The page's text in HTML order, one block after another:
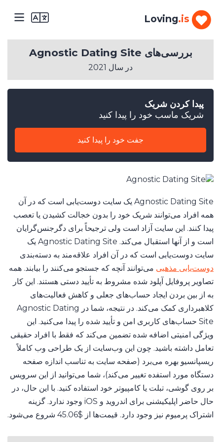
Loving.is
پیدا کردن شریک
شریک ماسب خود را پیدا کنید
1.
جنسیت
شما
مرد
2.
سال
دارید؟
18-
24
سال
به
دنبال
چه
چیزی
هستید؟
18-
24
-
دختران
4.
چه
نوع
دست‌یابی
را
ترجیح
می‌دهید؟
شریک
جفت خود را پیدا کنید
بررسی‌های Agnostic Dating Site
در سال 2021
Agnostic Dating Site یک سایت دوست‌یابی است که در آن
همه افراد می‌توانند شریک خود را بدون خجالت کشیدن یا تعصب
پیدا کنند. این سایت آزاد است ولی ترجیحاً برای دگرجنس‌گرایان
است و از آنها استقبال می‌کند. Agnostic Dating Site یک
سایت دوست‌یابی است که در آن افراد علاقه‌مند به دسته‌بندی
دوست‌یابی مذهبی می‌توانند آنچه که جستجو می‌کنند را بیابند. همه
تصاویر پروفایل آپلود شده مشروط به تأیید دستی هستند. این کار
به از بین بردن ایجاد حساب‌های جعلی و کاهش فعالیت‌های
کلاهبرداری کمک می‌کند. در نتیجه، شما در Agnostic Dating
Site حساب‌های کاربری امن و تأیید شده را پیدا می‌کنید. این
ویژگی امنیتی اضافه شده تضمین می‌کند که فقط با افراد حقیقی
تعامل داشته باشید. چون این وب‌سایت از یک طراحی وب کاملاً
ریسپانسیو بهره می‌برد (صفحه سایت به تناسب اندازه صفحه
دستگاه مورد استفده تغییر می‌کند)، شما می‌توانید از این سرویس
بر روی گوشی، تبلت یا کامپیوتر خود استفاده کنید. با این حال، در
حال حاضر اپلیکیشنی برای اندروید و iOS وجود ندارد. گزینه
اشتراک پرمیوم نیز وجود دارد. قیمت‌ها از $45.06 شروع می‌شود.